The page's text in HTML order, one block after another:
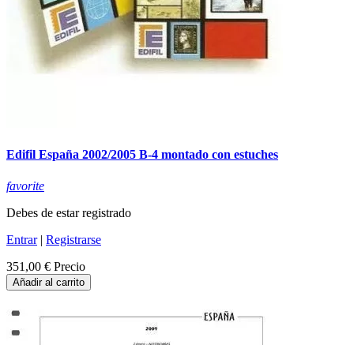
Edifil España 2002/2005 B-4 montado con estuches
favorite
Debes de estar registrado
Entrar| Registrarse
351,00 € Precio
Añadir al carrito